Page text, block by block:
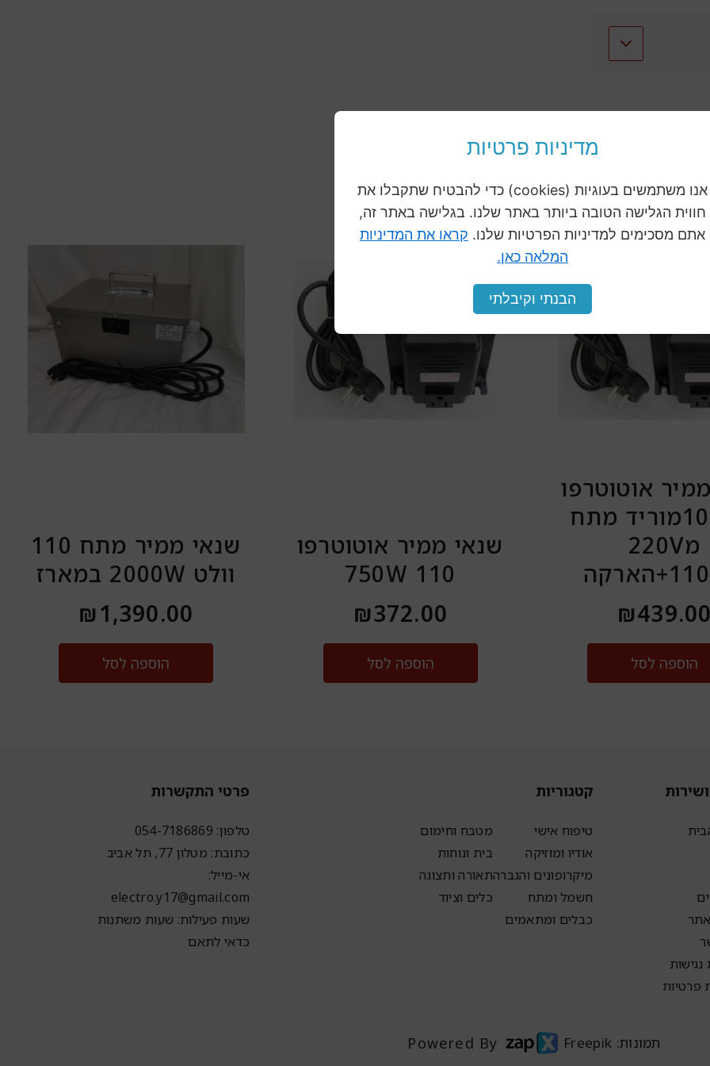
לכל המוצרים
אוטוטרפו
1000Wמוריד מתח
מ220V
₪439.00
הוספה לסל
שנאי ממיר אוטוטרפו
110 750W
₪372.00
הוספה לסל
שנאי ממיר מתח 110
וולט 2000W במארז
₪1,390.00
הוספה לסל
פרטיות
קטגוריות
טיפוח אישי
אודיו ומוזיקה
מיקרופונים והגברה
חשמל ומתח
כבלים ומתאמים
מטבח וחימום
בית ונוחות
תאורה ותצוגה
כלים וציוד
פרטי התקשרות
טלפון: 054-7186869
כתובת: מטלון 77, תל אביב
אי-מייל:
electro.y17@gmail.com
שעות פעילות: שעות משתנות
כדאי לתאם
תמונות: Freepik Powered By
מדיניות פרטיות
אנו משתמשים בעוגיות (cookies) כדי להבטיח שתקבלו את
חווית הגלישה הטובה ביותר באתר שלנו. בגלישה באתר זה,
אתם מסכימים למדיניות הפרטיות שלנו. קראו את המדיניות
המלאה כאן.
הבנתי וקיבלתי